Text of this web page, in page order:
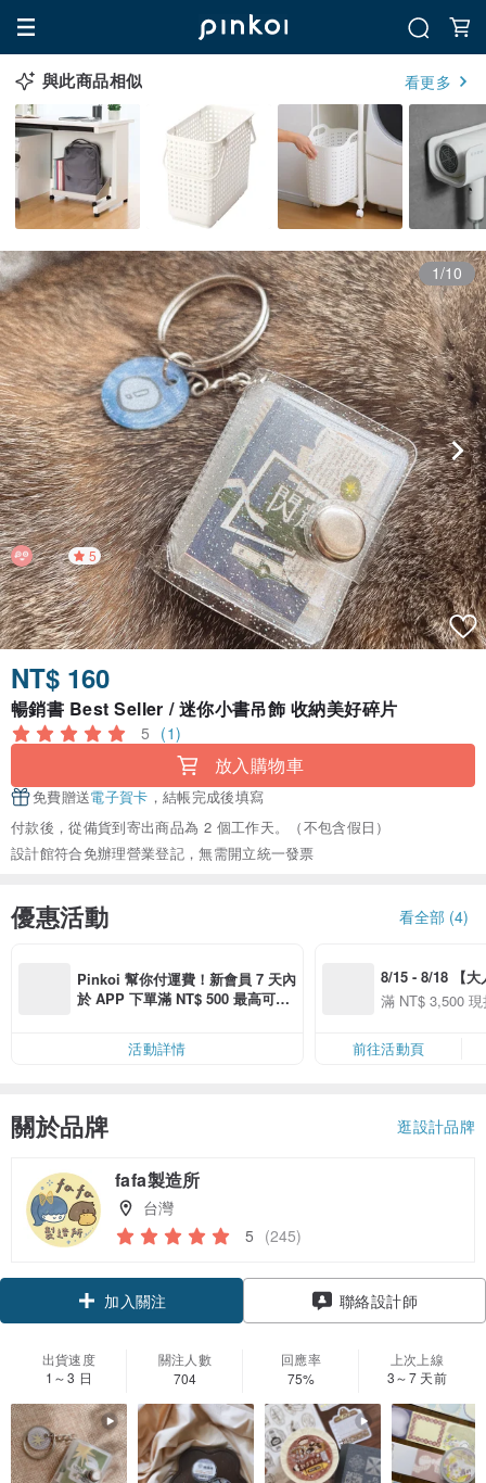
與此商品相似 看更多
1/10
5
NT$ 160
暢銷書 Best Seller / 迷你小書吊飾 收納美好碎片
5 (1)
放入購物車
免費贈送電子賀卡 ，結帳完成後填寫
付款後，從備貨到寄出商品為 2 個工作天。（不包含假日）
設計館符合免辦理營業登記，無需開立統一發票
優惠活動 看全部 (4)
Pinkoi 幫你付運費！新會員 7 天內
於 APP 下單滿 NT$ 500 最高可折
活動詳情
8/15 - 8/18 【大
季】滿
50
滿 NT$ 3,500
前往活動頁
關於品牌 逛設計品牌
fafa製造所
台灣
5 (245)
領優惠券
加入關注
聯絡設計師
出貨速度
1～3 日
關注人數
704
回應率
75%
上次上線
3～7 天前